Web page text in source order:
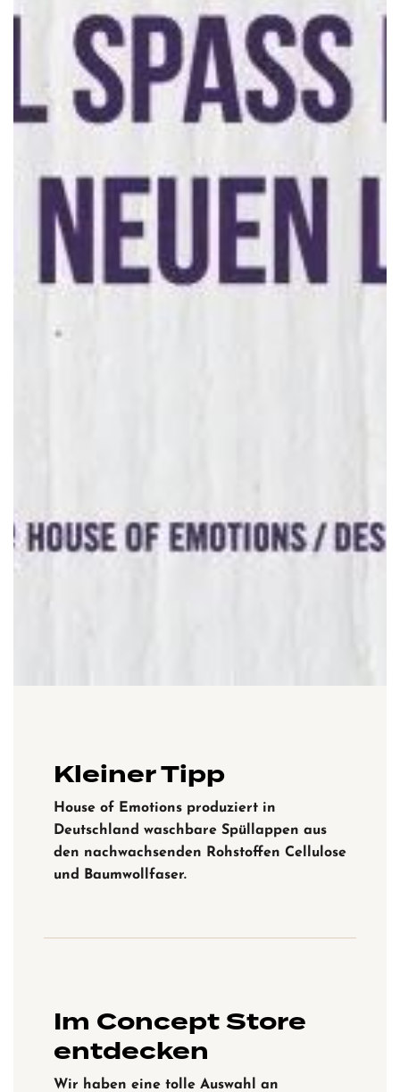
Kleiner Tipp
House of Emotions produziert in
Deutschland waschbare Spüllappen aus
den nachwachsenden Rohstoffen Cellulose
und Baumwollfaser.
Im Concept Store
entdecken
Wir haben eine tolle Auswahl an